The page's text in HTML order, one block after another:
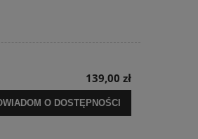
139,00 zł
O DOSTĘPNOŚCI